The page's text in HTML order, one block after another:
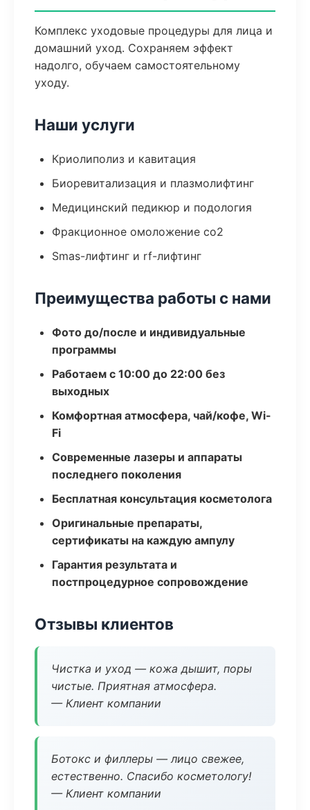
Комплекс уходовые процедуры для лица и
домашний уход. Сохраняем эффект
надолго, обучаем самостоятельному
уходу.
Наши услуги
Криолиполиз и кавитация
Биоревитализация и плазмолифтинг
Медицинский педикюр и подология
Фракционное омоложение co2
Smas-лифтинг и rf-лифтинг
Преимущества работы с нами
Фото до/после и индивидуальные
программы
Работаем с 10:00 до 22:00 без
выходных
Комфортная атмосфера, чай/кофе, Wi-
Fi
Современные лазеры и аппараты
последнего поколения
Бесплатная консультация косметолога
Оригинальные препараты,
сертификаты на каждую ампулу
Гарантия результата и
постпроцедурное сопровождение
Отзывы клиентов
Чистка и уход — кожа дышит, поры
чистые. Приятная атмосфера.
— Клиент компании
Ботокс и филлеры — лицо свежее,
естественно. Спасибо косметологу!
— Клиент компании